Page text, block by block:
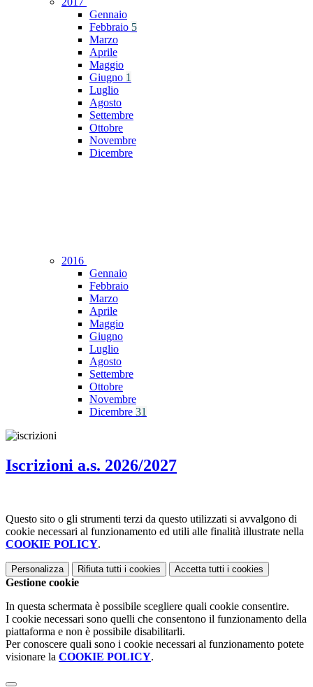
Gennaio
Febbraio 5
Marzo
Aprile
Maggio
Giugno 1
Luglio
Agosto
Settembre
Ottobre
Novembre
Dicembre
2016
Gennaio
Febbraio
Marzo
Aprile
Maggio
Giugno
Luglio
Agosto
Settembre
Ottobre
Novembre
Dicembre 31
Iscrizioni a.s. 2026/2027
Questo sito o gli strumenti terzi da questo utilizzati si avvalgono di
cookie necessari al funzionamento ed utili alle finalità illustrate nella
COOKIE POLICY.
Personalizza Rifiuta tutti i cookies Accetta tutti i cookies
Gestione cookie
In questa schermata è possibile scegliere quali cookie consentire.
I cookie necessari sono quelli che consentono il funzionamento della
piattaforma e non è possibile disabilitarli.
Per conoscere quali sono i cookie necessari al funzionamento potete
visionare la COOKIE POLICY.